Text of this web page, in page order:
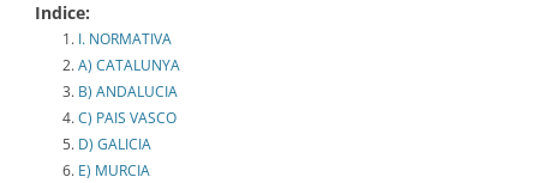
Indice:
I. NORMATIVA
A) CATALUNYA
B) ANDALUCIA
C) PAIS VASCO
D) GALICIA
E) MURCIA